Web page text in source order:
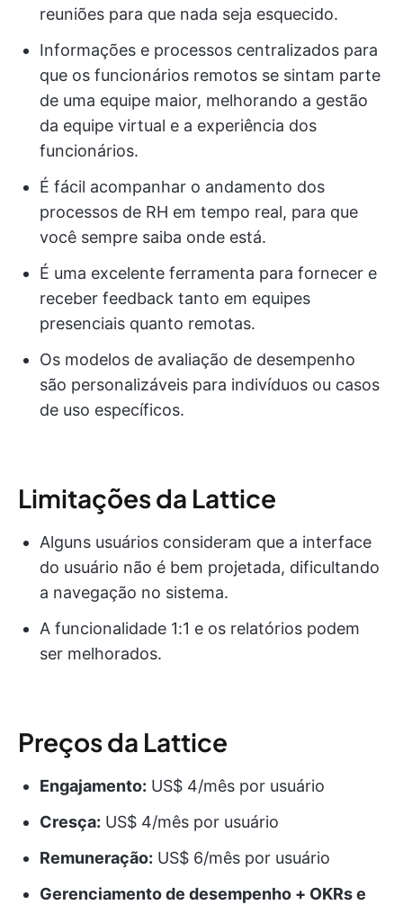
reuniões para que nada seja esquecido.
Informações e processos centralizados para
que os funcionários remotos se sintam parte
de uma equipe maior, melhorando a gestão
da equipe virtual e a experiência dos
funcionários.
É fácil acompanhar o andamento dos
processos de RH em tempo real, para que
você sempre saiba onde está.
É uma excelente ferramenta para fornecer e
receber feedback tanto em equipes
presenciais quanto remotas.
Os modelos de avaliação de desempenho
são personalizáveis para indivíduos ou casos
de uso específicos.
Limitações da Lattice
Alguns usuários consideram que a interface
do usuário não é bem projetada, dificultando
a navegação no sistema.
A funcionalidade 1:1 e os relatórios podem
ser melhorados.
Preços da Lattice
Engajamento: US$ 4/mês por usuário
Cresça: US$ 4/mês por usuário
Remuneração: US$ 6/mês por usuário
Gerenciamento de desempenho + OKRs e